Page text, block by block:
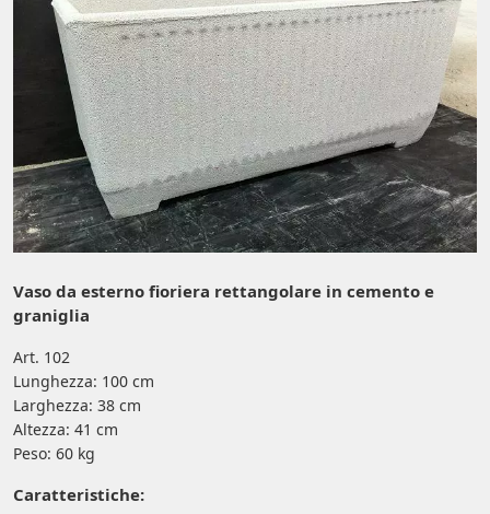
Vaso da esterno fioriera rettangolare in cemento e
graniglia
Art. 102
Lunghezza: 100 cm
Larghezza: 38 cm
Altezza: 41 cm
Peso: 60 kg
Caratteristiche: